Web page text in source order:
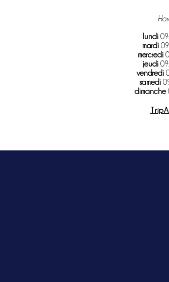
lundi
mardi
mercredi
jeudi
vendredi
samedi
dimanche